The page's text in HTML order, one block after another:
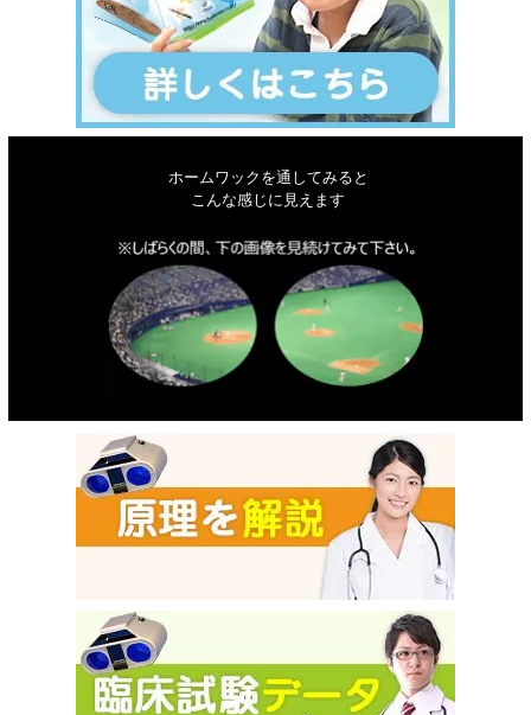
ホームワックを通してみると
こんな感じに見えます